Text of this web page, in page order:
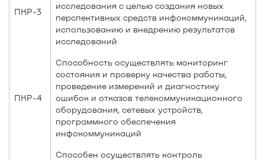
ПКР-3
исследования с целью создания новых
перспективных средств инфокоммуникаций,
использованию и внедрению результатов
исследований
ПКР-4
Способность осуществлять мониторинг
состояния и проверку качества работы,
проведение измерений и диагностику
ошибок и отказов телекоммуникационного
оборудования, сетевых устройств,
программного обеспечения
инфокоммуникаций
Способен осуществлять контроль